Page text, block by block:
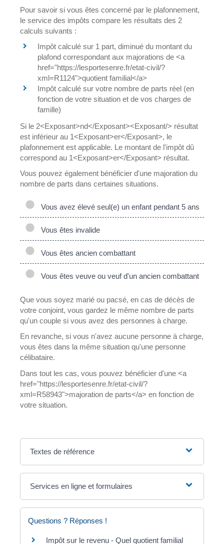
Pour savoir si vous êtes concerné par le plafonnement,
le service des impôts compare les résultats des 2
calculs suivants :
Impôt calculé sur 1 part, diminué du montant du
plafond correspondant aux majorations de <a
href="https://lesportesenre.fr/etat-civil/?
xml=R1124">quotient familial</a>
Impôt calculé sur votre nombre de parts réel (en
fonction de votre situation et de vos charges de
famille)
Si le 2<Exposant>nd</Exposant><Exposant/> résultat
est inférieur au 1<Exposant>er</Exposant>, le
plafonnement est applicable. Le montant de l'impôt dû
correspond au 1<Exposant>er</Exposant> résultat.
Vous pouvez également bénéficier d'une majoration du
nombre de parts dans certaines situations.
Vous avez élevé seul(e) un enfant pendant 5 ans
Vous êtes invalide
Vous êtes ancien combattant
Vous êtes veuve ou veuf d'un ancien combattant
Que vous soyez marié ou pacsé, en cas de décès de
votre conjoint, vous gardez le même nombre de parts
qu'un couple si vous avez des personnes à charge.
En revanche, si vous n'avez aucune personne à charge,
vous êtes dans la même situation qu'une personne
célibataire.
Dans tout les cas, vous pouvez bénéficier d'une <a
href="https://lesportesenre.fr/etat-civil/?
xml=R58943">majoration de parts</a> en fonction de
votre situation.
Textes de référence
Services en ligne et formulaires
Questions ? Réponses !
Impôt sur le revenu - Quel quotient familial